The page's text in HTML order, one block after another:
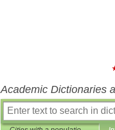
Academic Dictionaries